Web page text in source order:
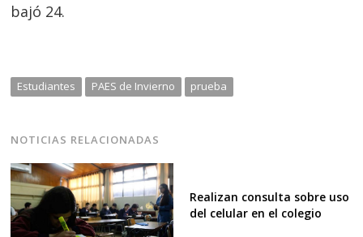
bajó 24.
Estudiantes PAES de Invierno prueba
NOTICIAS RELACIONADAS
Realizan consulta sobre uso
del celular en el colegio